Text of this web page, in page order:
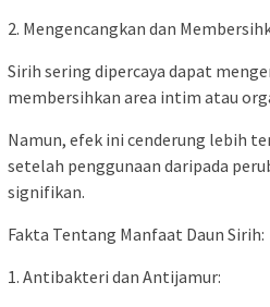
2. Mengencangkan dan
Sirih sering dipercaya dapat
membersihkan area intim atau
Namun, efek ini cenderung lebih
setelah penggunaan daripada
signifikan.
Fakta Tentang Manfaat Daun Sirih:
1. Antibakteri dan Antijamur: